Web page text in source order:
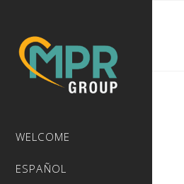
WELCOME
ESPAÑOL